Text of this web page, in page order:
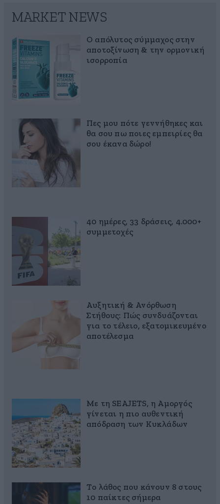
MARKET NEWS
Ο απόλυτος σύμμαχος στην
αποτοξίνωση & την ορμονική
ισορροπία
Πες μου πότε γεννήθηκες και
θα σου πω ποιες εμπειρίες θα
σου έκανα δώρο!
40 ημέρες, 33 δράσεις, 4.000+
συμμετοχές
Αυξητική & Ανόρθωση
Στήθους: Πώς συνδυάζονται
για το τέλειο, εξατομικευμένο
αποτέλεσμα
Με τη SEAJETS, η Αμοργός
γίνεται η πιο αυθεντική
απόδραση των Κυκλάδων
Το λάθος που κάνουν 8 στους
10 παίκτες σήμερα